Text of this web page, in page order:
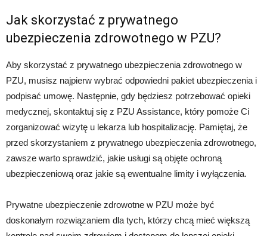
Jak skorzystać z prywatnego
ubezpieczenia zdrowotnego w PZU?
Aby skorzystać z prywatnego ubezpieczenia zdrowotnego w
PZU, musisz najpierw wybrać odpowiedni pakiet ubezpieczenia i
podpisać umowę. Następnie, gdy będziesz potrzebować opieki
medycznej, skontaktuj się z PZU Assistance, który pomoże Ci
zorganizować wizytę u lekarza lub hospitalizację. Pamiętaj, że
przed skorzystaniem z prywatnego ubezpieczenia zdrowotnego,
zawsze warto sprawdzić, jakie usługi są objęte ochroną
ubezpieczeniową oraz jakie są ewentualne limity i wyłączenia.
Prywatne ubezpieczenie zdrowotne w PZU może być
doskonałym rozwiązaniem dla tych, którzy chcą mieć większą